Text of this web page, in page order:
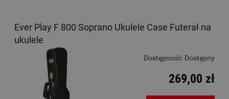
Ever Play F 800 Soprano Ukulele Case Futerał na
ukulele
Dostępność: Dostępny
269,00 zł